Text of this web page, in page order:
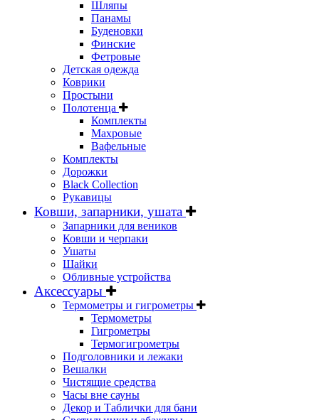
Шляпы
Панамы
Буденовки
Финские
Фетровые
Детская одежда
Коврики
Простыни
Полотенца
Комплекты
Махровые
Вафельные
Комплекты
Дорожки
Black Collection
Рукавицы
Ковши, запарники, ушата
Запарники для веников
Ковши и черпаки
Ушаты
Шайки
Обливные устройства
Аксессуары
Термометры и гигрометры
Термометры
Гигрометры
Термогигрометры
Подголовники и лежаки
Вешалки
Чистящие средства
Часы вне сауны
Декор и Таблички для бани